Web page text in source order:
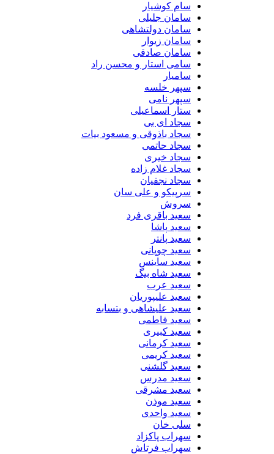
سام کوشیار
سامان جلیلی
سامان دولتشاهی
سامان زیوار
سامان صادقی
سامی استار و محسن راد
سامیار
سپهر خلسه
سپهر نامی
ستار اسماعیلی
سجاد ای بی
سجاد باذوقی و مسعود بیات
سجاد حاتمی
سجاد خیری
سجاد غلام زاده
سجاد نجفیان
سرپیکو و علی سان
سروش
سعید باقری فرد
سعید پاشا
سعید پانتر
سعید چوپانی
سعید ساینس
سعید شاه بیگ
سعید عرب
سعید علیپوریان
سعید علیشاهی و بتسابه
سعید فاطمی
سعید کبیری
سعید کرمانی
سعید کریمی
سعید گلشنی
سعید مدرس
سعید مشرقی
سعید موذن
سعید واحدی
سلی خان
سهراب پاکزاد
سهراب فرتاش